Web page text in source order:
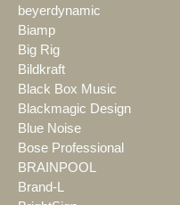
beyerdynamic
Biamp
Big Rig
Bildkraft
Black Box Music
Blackmagic Design
Blue Noise
Bose Professional
BRAINPOOL
Brand-L